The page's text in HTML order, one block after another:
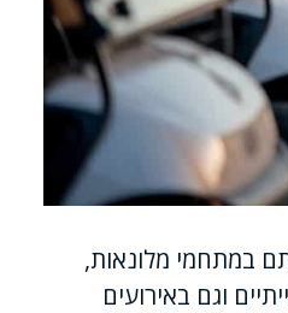
במתחמי מלונאות,
וגם באירועים